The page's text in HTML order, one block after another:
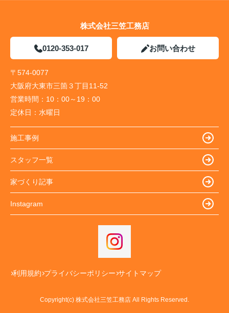
株式会社三笠工務店
0120-353-017 お問い合わせ
〒574-0077
大阪府大東市三箇３丁目11-52
営業時間： 10：00～19：00
定休日： 水曜日
施工事例
スタッフ一覧
家づくり記事
Instagram
利用規約 プライバシーポリシー サイトマップ
Copyright(c) 株式会社三笠工務店 All Rights Reserved.